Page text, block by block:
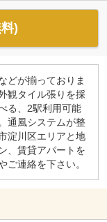
)
どが揃っておりま
観タイル張りを採
る、2駅利用可能
通風システムが整
淀川区エリアと地
、賃貸アパートを
ご連絡を下さい。